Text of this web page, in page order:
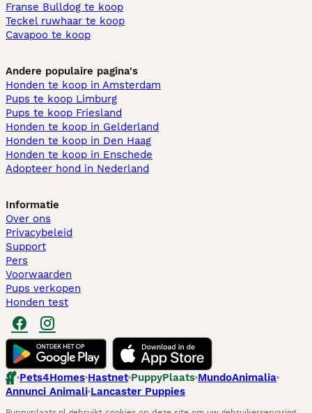
Franse Bulldog te koop
Teckel ruwhaar te koop
Cavapoo te koop
Andere populaire pagina's
Honden te koop in Amsterdam
Pups te koop Limburg​
Pups te koop Friesland​
Honden te koop in Gelderland
Honden te koop in Den Haag
Honden te koop in Enschede
Adopteer hond in Nederland
Informatie
Over ons
Privacybeleid
Support
Pers
Voorwaarden
Pups verkopen
Honden test
Pets4Homes Hastnet PuppyPlaats MundoAnimalia
Annunci Animali Lancaster Puppies